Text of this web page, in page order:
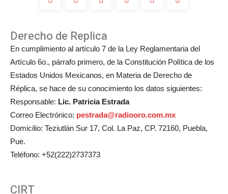
Derecho de Replica
En cumplimiento al artículo 7 de la Ley Reglamentaria del
Artículo 6o., párrafo primero, de la Constitución Política de los
Estados Unidos Mexicanos, en Materia de Derecho de
Réplica, se hace de su conocimiento los datos siguientes:
Responsable: Lic. Patricia Estrada
Correo Electrónico: pestrada@radiooro.com.mx
Domicilio: Teziutlán Sur 17, Col. La Paz, CP. 72160, Puebla,
Pue.
Teléfono: +52(222)2737373
CIRT